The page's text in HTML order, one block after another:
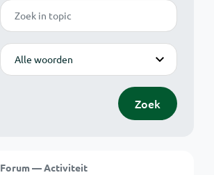
Zoek
Modus
Zoek
Forum — Activiteit